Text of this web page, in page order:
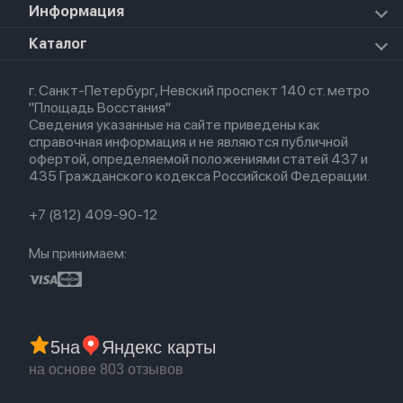
Apple Watch Series 8
Apple Watch SE 2022
Airpods Pro
Airpods 3
Airpods (1-е)
EarPods
Apple TV
HomePod 2
Для iPhone
Для Macbook
Информация
О магазине
Политика конфиденциальности
Оплата и доставка
Партнерская программа
Гарантия
Обмен и возврат
Бонусы
Каталог
Новые поступления
Популярное
Акции
г. Санкт-Петербург, Невский проспект 140 ст. метро
"Площадь Восстания"
Сведения указанные на сайте приведены как
справочная информация и не являются публичной
офертой, определяемой положениями статей 437 и
435 Гражданского кодекса Российской Федерации.
+7 (812) 409-90-12
Мы принимаем:
5на Яндекс карты
на основе 803 отзывов